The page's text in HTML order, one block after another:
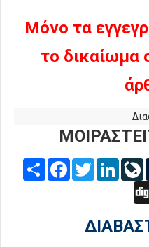
Μόνο τα
το δικαίωμα
Share FacebookTwitter